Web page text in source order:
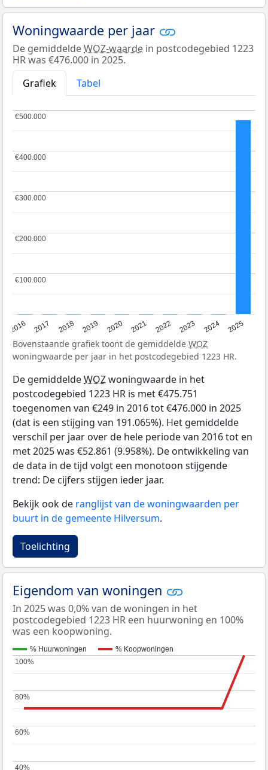
Woningwaarde per jaar
De gemiddeldeWOZ-waarde in postcodegebied 1223
HR was €476.000 in 2025.
Grafiek
Tabel
2016 2017 2018 2019 2020 2021 2022 2023 2024 2025
€100.000
€100.000
€200.000
€200.000
€300.000
€300.000
€400.000
€400.000
€500.000
€500.000
Bovenstaande grafiek toont de gemiddelde WOZ
woningwaarde per jaar in het postcodegebied 1223 HR.
De gemiddeldeWOZwoningwaarde in het
postcodegebied 1223 HR is met €475.751
toegenomen van €249 in 2016 tot €476.000 in 2025
(dat is een stijging van 191.065%). Het gemiddelde
verschil per jaar over de hele periode van 2016 tot en
met 2025 was €52.861 (9.958%). De ontwikkeling van
de data in de tijd volgt een monotoon stijgende
trend: De cijfers stijgen ieder jaar.
Bekijk ook de ranglijst van de woningwaarden per
buurt in de gemeente Hilversum.
Toelichting
Eigendom van woningen
In 2025 was 0,0% van de woningen in het
postcodegebied 1223 HR een huurwoning en 100%
was een koopwoning.
% Huurwoningen % Koopwoningen
40%
40%
60%
60%
80%
80%
100%
100%